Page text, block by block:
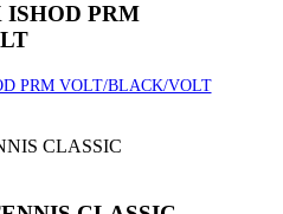
PRM
PRM VOLT/BLACK/VOLT